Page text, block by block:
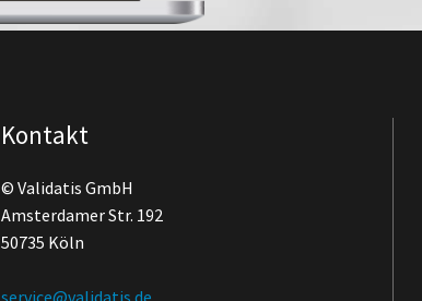
Kontakt
© Validatis GmbH
Amsterdamer Str. 192
50735 Köln
service@validatis.de